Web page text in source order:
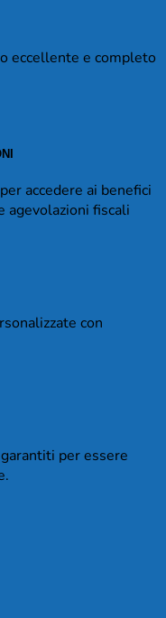
eccellente e completo
accedere ai benefici
fiscali
con
per essere